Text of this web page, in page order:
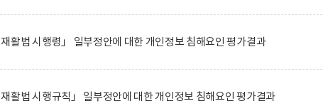
재활법 시행령」 일부정안에 대한 개인정보 침해요인 평가결과
재활법 시행규칙」 일부정안에 대한 개인정보 침해요인 평가결과